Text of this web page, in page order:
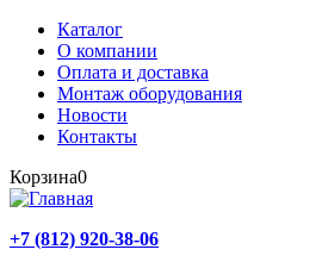
Каталог
О компании
Оплата и доставка
Монтаж оборудования
Новости
Контакты
Корзина0
+7 (812) 920-38-06